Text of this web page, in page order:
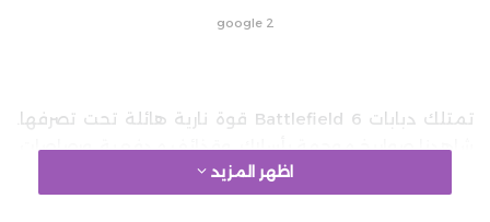
google 2
تمتلك دبابات Battlefield 6 قوة نارية هائلة تحت تصرفها.
شاهدنا صواريخ موجهة بأسلاك، وقذائف مدفعية، ورصاصات،
والكثير من العناصر المتطايرة في ساحة المعركة. كان
التدمير على أعلى مستوى أيضًا، حيث غمر الدخان والحطام
اظهر المزيد